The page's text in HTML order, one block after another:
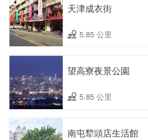
天津成衣街
5.85 公里
望高寮夜景公園
5.85 公里
南屯犂頭店生活館